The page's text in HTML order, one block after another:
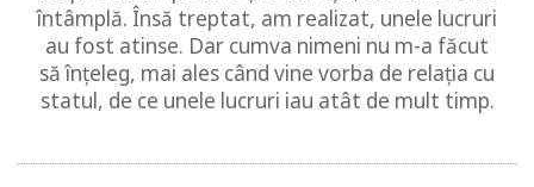
întâmplă. Însă treptat, am realizat, unele lucruri
au fost atinse. Dar cumva nimeni nu m-a făcut
să înțeleg, mai ales când vine vorba de relația cu
statul, de ce unele lucruri iau atât de mult timp.